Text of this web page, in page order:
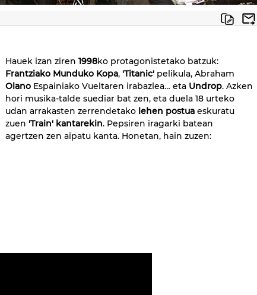
Hauek izan ziren 1998ko protagonistetako batzuk:
Frantziako Munduko Kopa, 'Titanic' pelikula, Abraham
Olano Espainiako Vueltaren irabazlea… eta Undrop. Azken
hori musika-talde suediar bat zen, eta duela 18 urteko
udan arrakasten zerrendetako lehen postua eskuratu
zuen 'Train' kantarekin. Pepsiren iragarki batean
agertzen zen aipatu kanta. Honetan, hain zuzen: